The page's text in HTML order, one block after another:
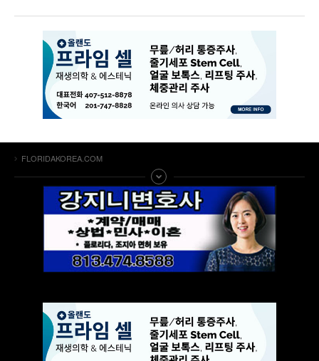
FLORIDAKOREA.COM